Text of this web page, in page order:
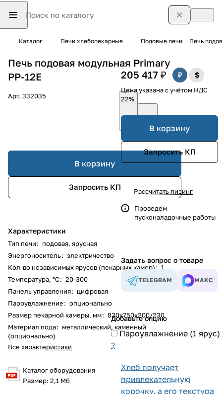
Каталог Печи хлебопекарные Подовые печи Печь
Печь подовая модульная Primary
PP-12E
Арт. 332035
В корзину
Запросить КП
Характеристики
Тип печи: подовая, ярусная
Энергоноситель: электричество
Кол-во независимых ярусов (пекарных камер): 1
Температура, °С: 20-300
Панель управления: цифровая
Пароувлажнение: опционально
Размер пекарной камеры, мм: 830x750x200/230
Материал пода: металлический, каменный
(опционально)
Все характеристики
Каталог оборудования
Размер: 2,1 Мб
205 417 ₽
Цена указана с учётом НДС
22%
В корзину
Запросить КП
Рассчитать лизинг
Проведем
пусконаладочные работы
Задать вопрос о товаре
TELEGRAM МАКС
Добавьте опцию
Пароувлажнение (1 ярус)
?
Хлеб получает
привлекательную
корочку, а его текстура